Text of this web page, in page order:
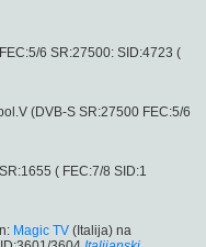
6 SR:27500: SID:4723 (
(DVB-S SR:27500 FEC:5/6
( FEC:7/8 SID:1
Magic TV (Italija) na